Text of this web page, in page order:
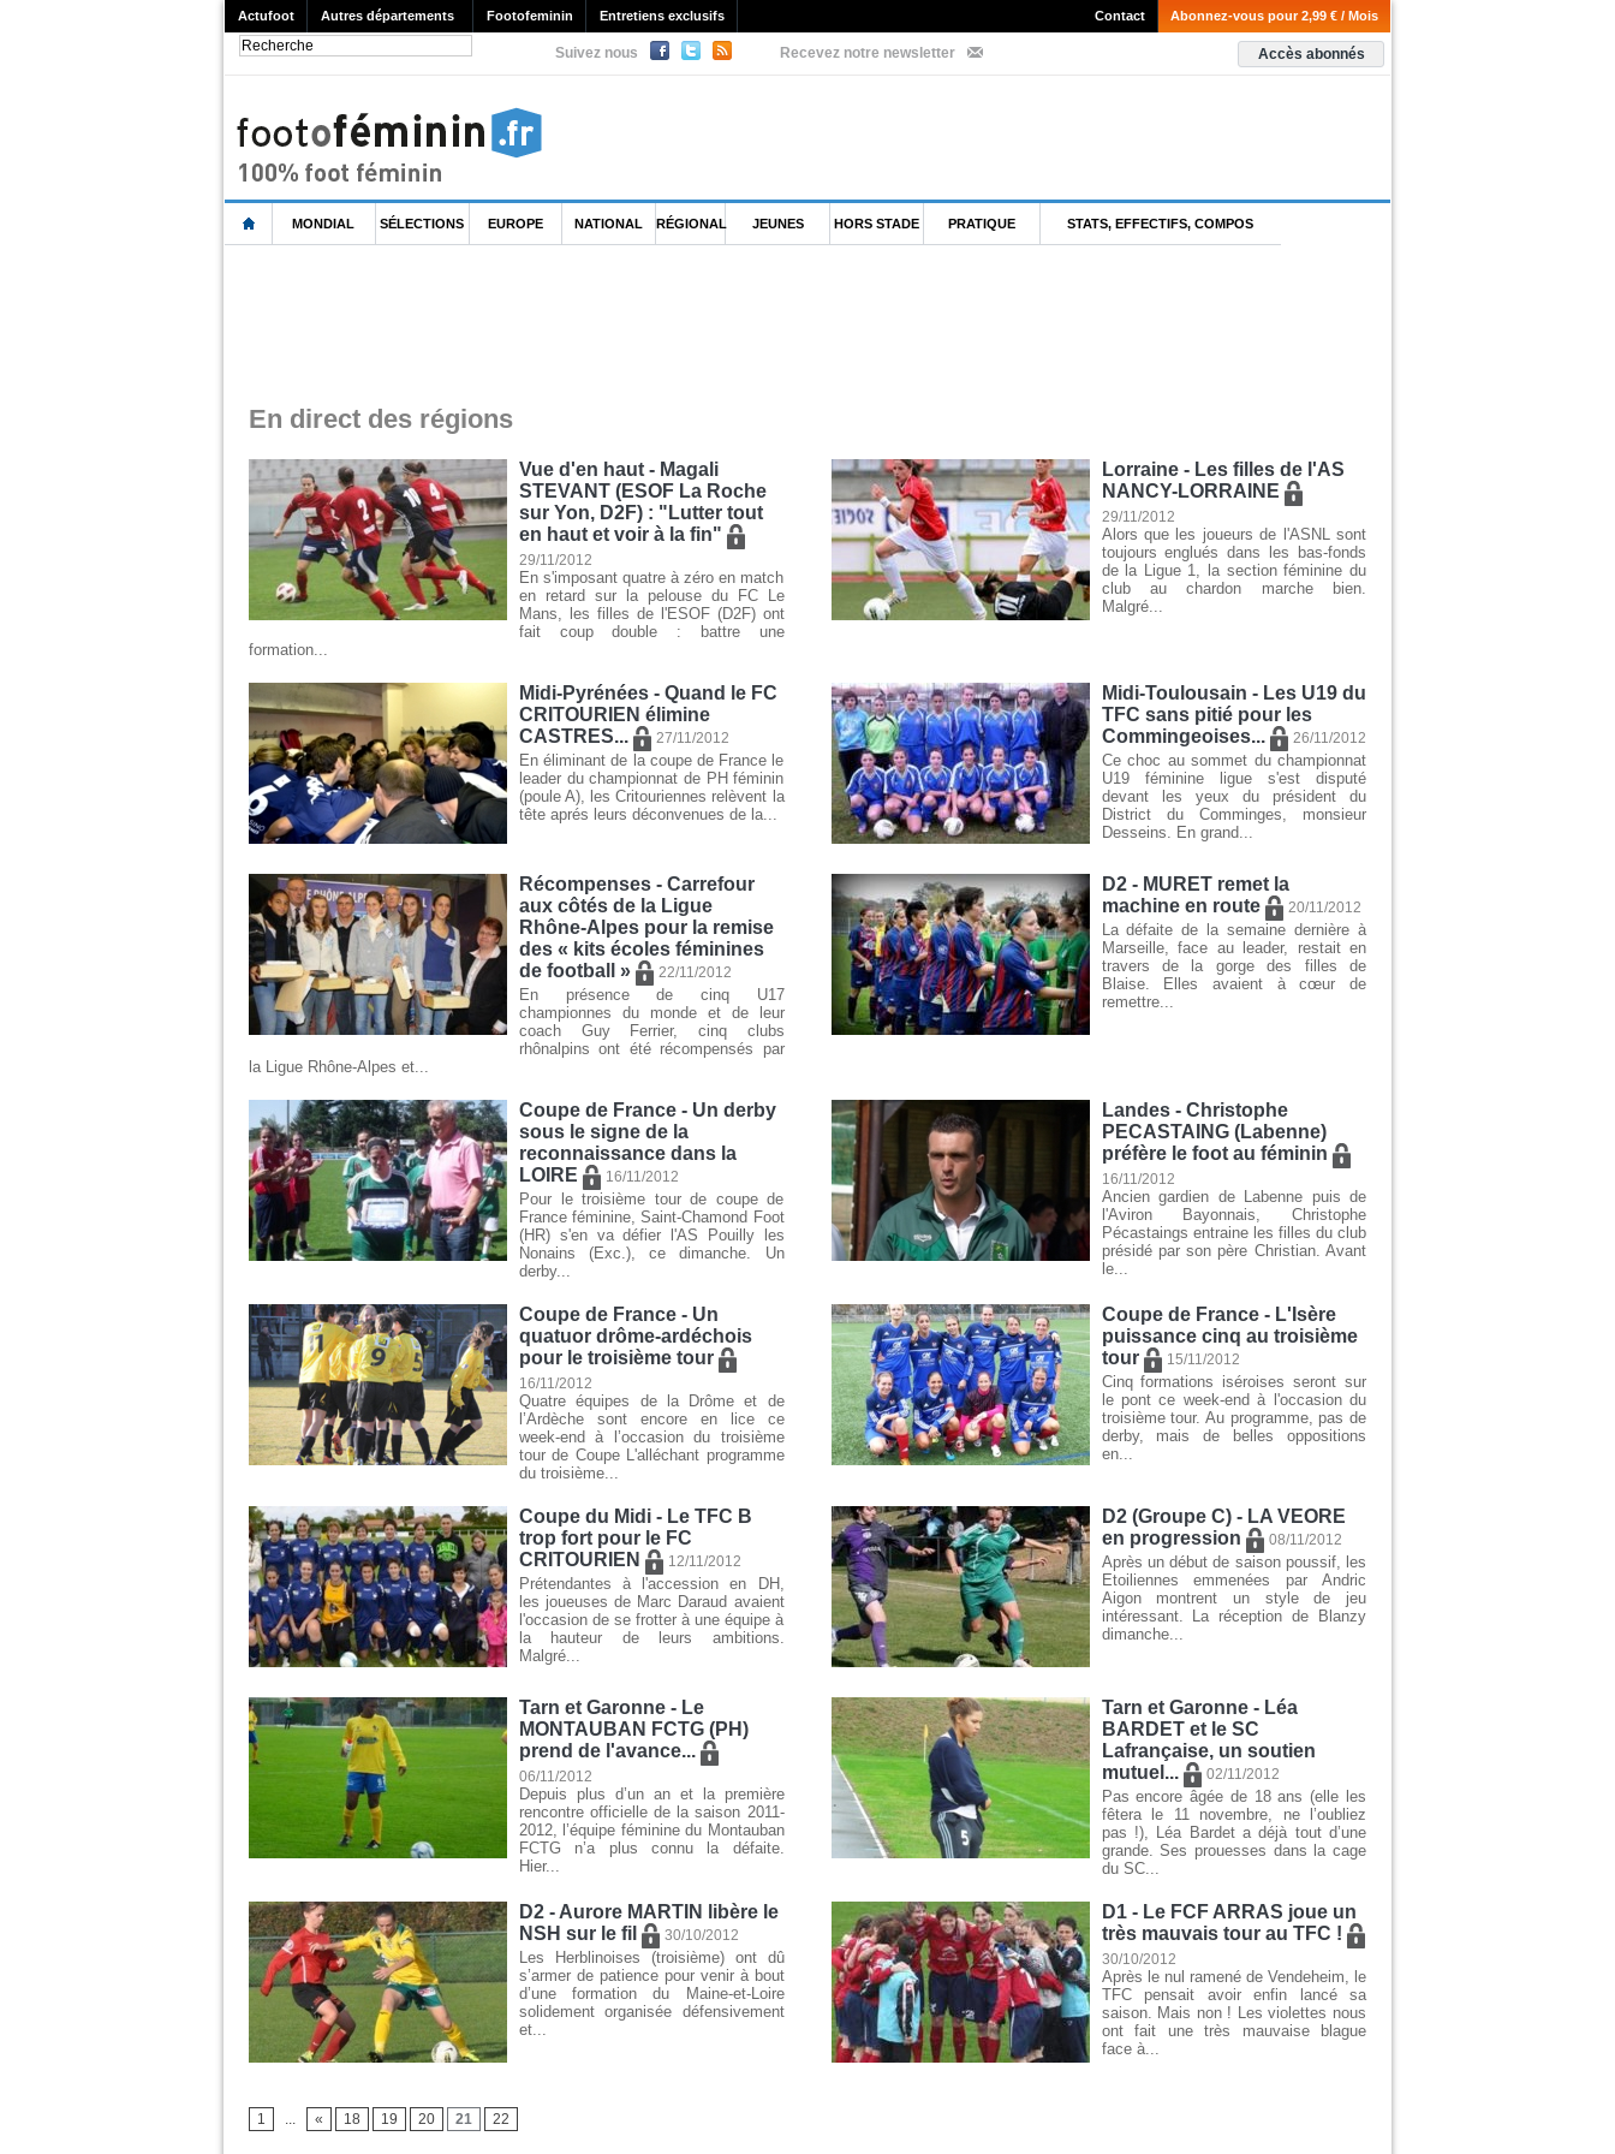
Actufoot Autres départements Footofeminin Entretiens exclusifs Abonnez-vous pour 2,99 € / Mois
Contact
Suivez nous Recevez notre newsletter Accès abonnés
MONDIAL SÉLECTIONS EUROPE NATIONAL RÉGIONAL JEUNES HORS STADE PRATIQUE STATS, EFFECTIFS, COMPOS
En direct des régions
Vue d'en haut - Magali
STEVANT (ESOF La Roche
sur Yon, D2F) : "Lutter tout
en haut et voir à la fin"
29/11/2012
En s'imposant quatre à zéro en match
en retard sur la pelouse du FC Le
Mans, les filles de l'ESOF (D2F) ont
fait coup double : battre une
formation...
Lorraine - Les filles de l'AS
NANCY-LORRAINE
29/11/2012
Alors que les joueurs de l'ASNL sont
toujours englués dans les bas-fonds
de la Ligue 1, la section féminine du
club au chardon marche bien.
Malgré...
Midi-Pyrénées - Quand le FC
CRITOURIEN élimine
CASTRES...
27/11/2012
En éliminant de la coupe de France le
leader du championnat de PH féminin
(poule A), les Critouriennes relèvent la
tête aprés leurs déconvenues de la...
Midi-Toulousain - Les U19 du
TFC sans pitié pour les
Commingeoises...
26/11/2012
Ce choc au sommet du championnat
U19 féminine ligue s'est disputé
devant les yeux du président du
District du Comminges, monsieur
Desseins. En grand...
Récompenses - Carrefour
aux côtés de la Ligue
Rhône-Alpes pour la remise
des « kits écoles féminines
de football »
22/11/2012
En présence de cinq U17
championnes du monde et de leur
coach Guy Ferrier, cinq clubs
rhônalpins ont été récompensés par
la Ligue Rhône-Alpes et...
D2 - MURET remet la
machine en route
20/11/2012
La défaite de la semaine dernière à
Marseille, face au leader, restait en
travers de la gorge des filles de
Blaise. Elles avaient à cœur de
remettre...
Coupe de France - Un derby
sous le signe de la
reconnaissance dans la
LOIRE
16/11/2012
Pour le troisième tour de coupe de
France féminine, Saint-Chamond Foot
(HR) s'en va défier l'AS Pouilly les
Nonains (Exc.), ce dimanche. Un
derby...
Landes - Christophe
PECASTAING (Labenne)
préfère le foot au féminin
16/11/2012
Ancien gardien de Labenne puis de
l'Aviron Bayonnais, Christophe
Pécastaings entraine les filles du club
présidé par son père Christian. Avant
le...
Coupe de France - Un
quatuor drôme-ardéchois
pour le troisième tour
16/11/2012
Quatre équipes de la Drôme et de
l’Ardèche sont encore en lice ce
week-end à l’occasion du troisième
tour de Coupe L'alléchant programme
du troisième...
Coupe de France - L'Isère
puissance cinq au troisième
tour
15/11/2012
Cinq formations iséroises seront sur
le pont ce week-end à l'occasion du
troisième tour. Au programme, pas de
derby, mais de belles oppositions
en...
Coupe du Midi - Le TFC B
trop fort pour le FC
CRITOURIEN
12/11/2012
Prétendantes à l'accession en DH,
les joueuses de Marc Daraud avaient
l'occasion de se frotter à une équipe à
la hauteur de leurs ambitions.
Malgré...
D2 (Groupe C) - LA VEORE
en progression
08/11/2012
Après un début de saison poussif, les
Etoiliennes emmenées par Andric
Aigon montrent un style de jeu
intéressant. La réception de Blanzy
dimanche...
Tarn et Garonne - Le
MONTAUBAN FCTG (PH)
prend de l'avance...
06/11/2012
Depuis plus d’un an et la première
rencontre officielle de la saison 2011-
2012, l’équipe féminine du Montauban
FCTG n’a plus connu la défaite.
Hier...
Tarn et Garonne - Léa
BARDET et le SC
Lafrançaise, un soutien
mutuel...
02/11/2012
Pas encore âgée de 18 ans (elle les
fêtera le 11 novembre, ne l’oubliez
pas !), Léa Bardet a déjà tout d’une
grande. Ses prouesses dans la cage
du SC...
D2 - Aurore MARTIN libère le
NSH sur le fil
30/10/2012
Les Herblinoises (troisième) ont dû
s’armer de patience pour venir à bout
d’une formation du Maine-et-Loire
solidement organisée défensivement
et...
D1 - Le FCF ARRAS joue un
très mauvais tour au TFC !
30/10/2012
Après le nul ramené de Vendeheim, le
TFC pensait avoir enfin lancé sa
saison. Mais non ! Les violettes nous
ont fait une très mauvaise blague
face à...
1 ... « 18 19 20 21 22